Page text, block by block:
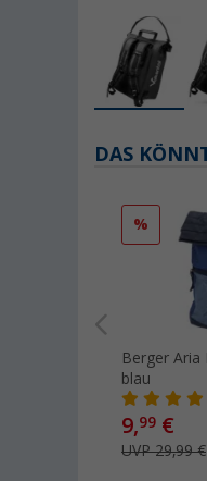
DAS
%
Berger Aria
blau
9,99 €
UVP 29,99 €